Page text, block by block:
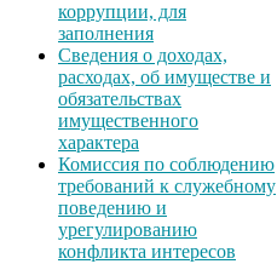
коррупции, для
заполнения
Сведения о доходах,
расходах, об имуществе и
обязательствах
имущественного
характера
Комиссия по соблюдению
требований к служебному
поведению и
урегулированию
конфликта интересов